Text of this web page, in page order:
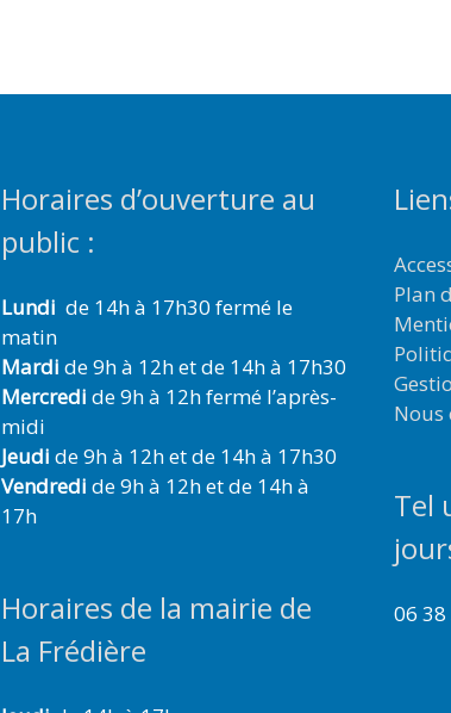
Horaires d’ouverture au
public :
Lundi de 14h à 17h30 fermé le
matin
Mardi de 9h à 12h et de 14h à 17h30
Mercredi de 9h à 12h fermé l’après-
midi
Jeudi de 9h à 12h et de 14h à 17h30
Vendredi de 9h à 12h et de 14h à
17h
Horaires de la mairie de
La Frédière
Plan
Nous
Tel
06 38